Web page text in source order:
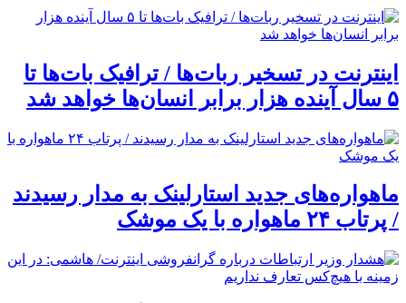
اینترنت در تسخیر ربات‌ها / ترافیک بات‌ها تا
۵ سال آینده هزار برابر انسان‌ها خواهد شد
ماهواره‌های جدید استارلینک به مدار رسیدند
/ پرتاب ۲۴ ماهواره با یک موشک